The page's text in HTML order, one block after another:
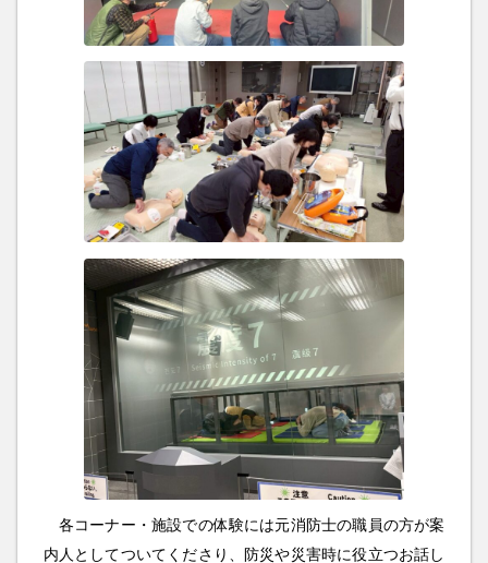
各コーナー・施設での体験には元消防士の職員の方が案
内人としてついてくださり、防災や災害時に役立つお話し